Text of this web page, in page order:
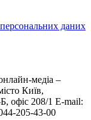
персональних даних
медіа –
Київ,
208/1 E-mail:
205-43-00